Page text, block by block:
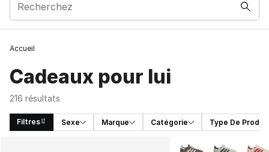
Accueil
Cadeaux pour lui
216 résultats
Filtres Sexe Marque Catégorie Type De Produit
Plus de couleurs